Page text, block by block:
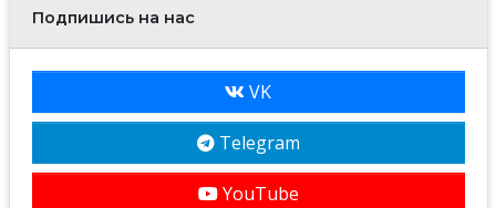
Подпишись на нас
VK
Telegram
YouTube